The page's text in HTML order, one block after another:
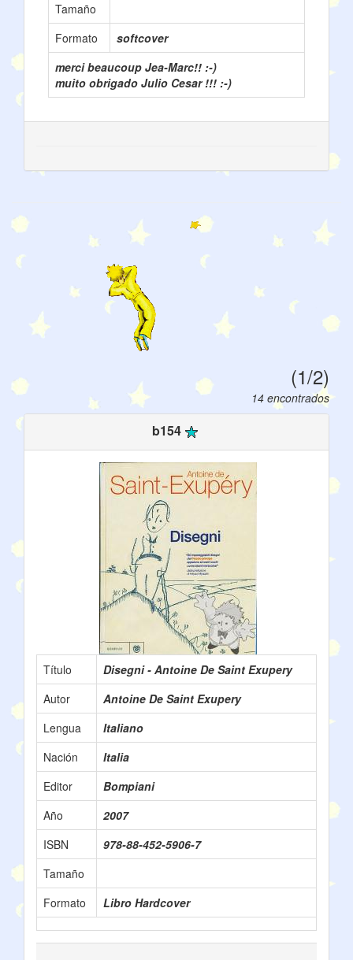
Tamaño
Formato
softcover
merci beaucoup Jea-Marc!! :-)
muito obrigado Julio Cesar !!! :-)
(1/2)
14 encontrados
b154
Título
Disegni - Antoine De Saint Exupery
Autor
Antoine De Saint Exupery
Lengua
Italiano
Nación
Italia
Editor
Bompiani
Año
2007
ISBN
978-88-452-5906-7
Tamaño
Formato
Libro Hardcover